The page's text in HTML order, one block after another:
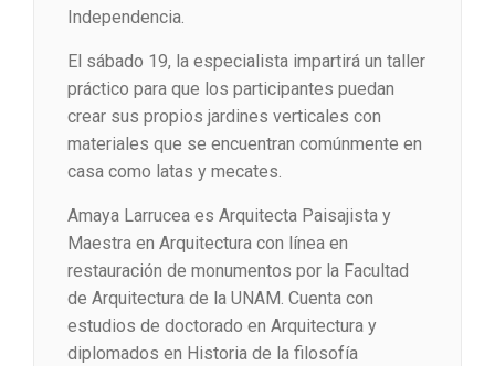
Independencia.
El sábado 19, la especialista impartirá un taller
práctico para que los participantes puedan
crear sus propios jardines verticales con
materiales que se encuentran comúnmente en
casa como latas y mecates.
Amaya Larrucea es Arquitecta Paisajista y
Maestra en Arquitectura con línea en
restauración de monumentos por la Facultad
de Arquitectura de la UNAM. Cuenta con
estudios de doctorado en Arquitectura y
diplomados en Historia de la filosofía